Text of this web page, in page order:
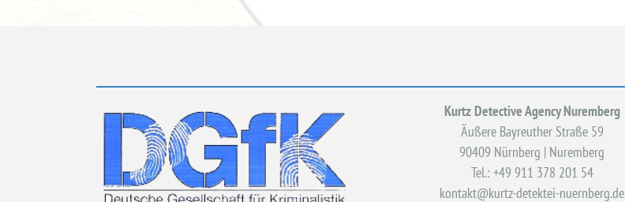
Kurtz Detective Agency Nuremberg
Äußere Bayreuther Straße 59
90409 Nürnberg | Nuremberg
Tel.: +49 911 378 201 54
kontakt@kurtz-detektei-nuernberg.de